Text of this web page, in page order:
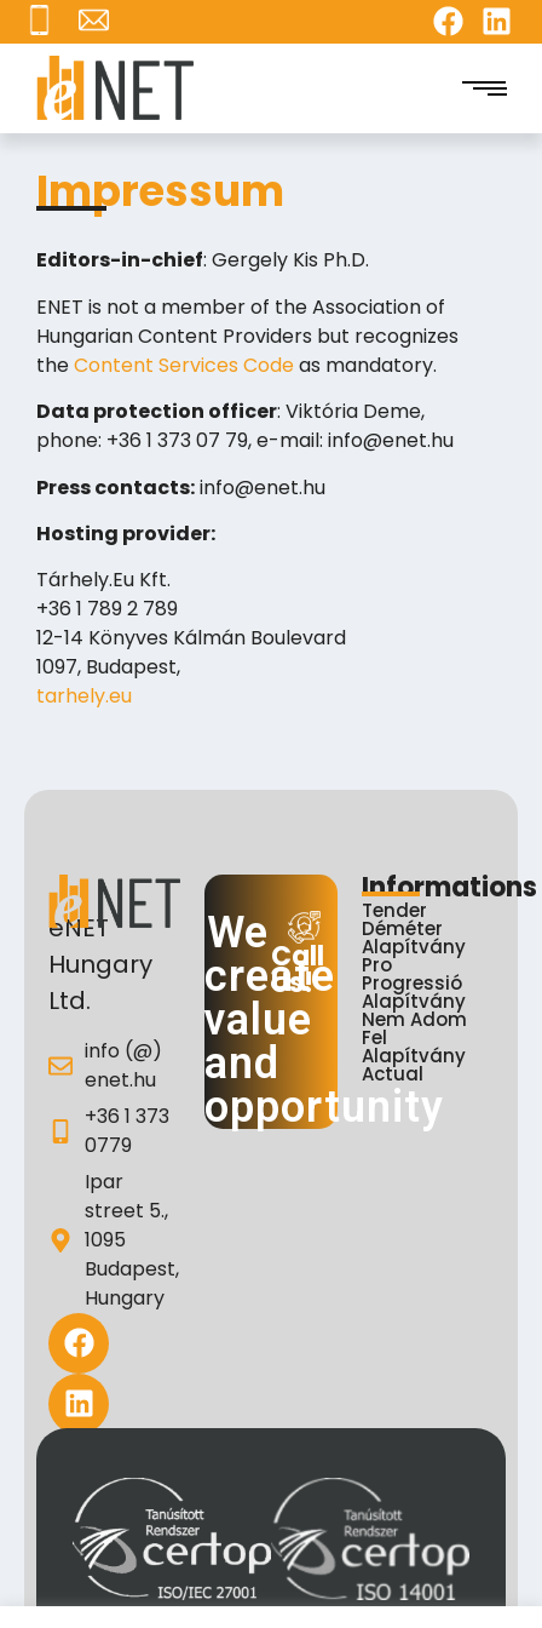
Impressum
Editors-in-chief: Gergely Kis Ph.D.
ENET is not a member of the Association of
Hungarian Content Providers but recognizes
theContent Services Codeas mandatory.
Data protection officer: Viktória Deme,
phone: +36 1 373 07 79, e-mail: info@enet.hu
Press contacts:info@enet.hu
Hosting provider:
Tárhely.Eu Kft.
+36 1 789 2 789
12-14 Könyves Kálmán Boulevard
1097, Budapest,
tarhely.eu
eNET
Hungary
Ltd.
info (@)
enet.hu
+36 1 373
0779
Ipar
street 5.,
1095
Budapest,
Hungary
We
create
value
and
opportunity
Call
Us!
Informations
Tender
Déméter
Alapítvány
Pro
Progressió
Alapítvány
Nem Adom
Fel
Alapítvány
Actual